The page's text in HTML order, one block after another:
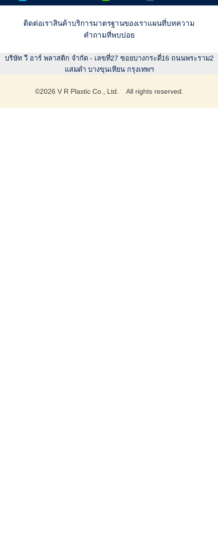
ติดต่อเราสินค้าบริการมาตรฐานของเราแผนที่บทความ
คำถามที่พบบ่อย
บริษัท วี อาร์ พลาสติก จำกัด - เลขที่27 ซอยบางกระดี่16 ถนนพระราม2
แสมดำ บางขุนเทียน กรุงเทพฯ
©2026 V R Plastic Co., Ltd. All rights reserved.